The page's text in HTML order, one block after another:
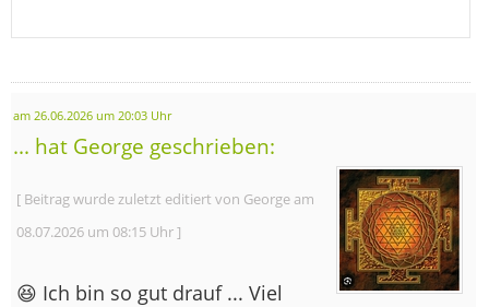
am 26.06.2026 um 20:03 Uhr
... hat George geschrieben:
[ Beitrag wurde zuletzt editiert von George am
08.07.2026 um 08:15 Uhr ]
😆 Ich bin so gut drauf ... Viel